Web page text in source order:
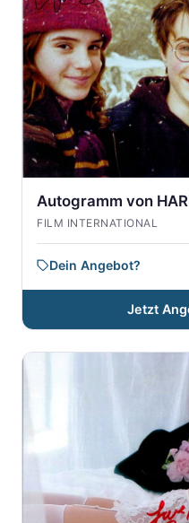
Autogramm von
FILM INTERNATIONAL
Dein Angebot?
Jetzt